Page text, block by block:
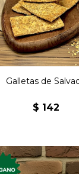
salvado.
Galletas de
$ 142